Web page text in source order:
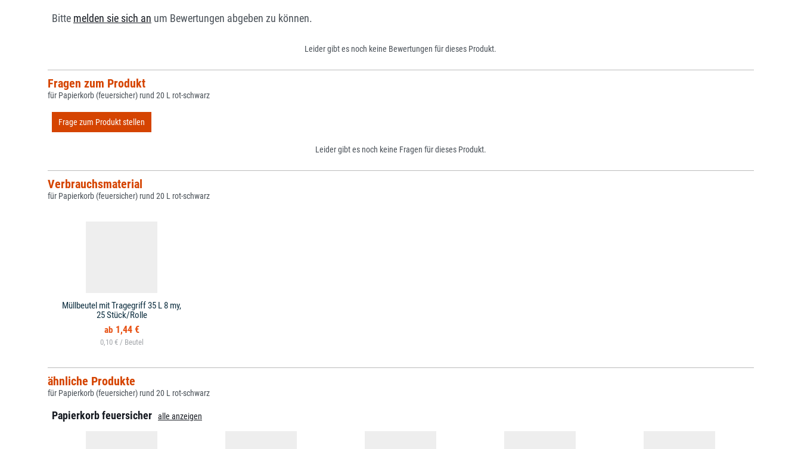
Bitte melden sie sich an um Bewertungen abgeben zu können.
Leider gibt es noch keine Bewertungen für dieses Produkt.
Fragen zum Produkt
für Papierkorb (feuersicher) rund 20 L rot-schwarz
Frage zum Produkt stellen
Leider gibt es noch keine Fragen für dieses Produkt.
Verbrauchsmaterial
für Papierkorb (feuersicher) rund 20 L rot-schwarz
Müllbeutel mit Tragegriff 35 L 8 my,
25 Stück/Rolle
1,44 €
0,10 € /
ähnliche Produkte
für Papierkorb (feuersicher) rund 20 L rot-schwarz
Papierkorb feuersicher alle anzeigen